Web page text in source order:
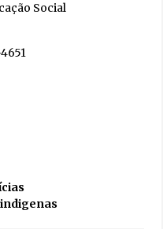
Social
indigenas